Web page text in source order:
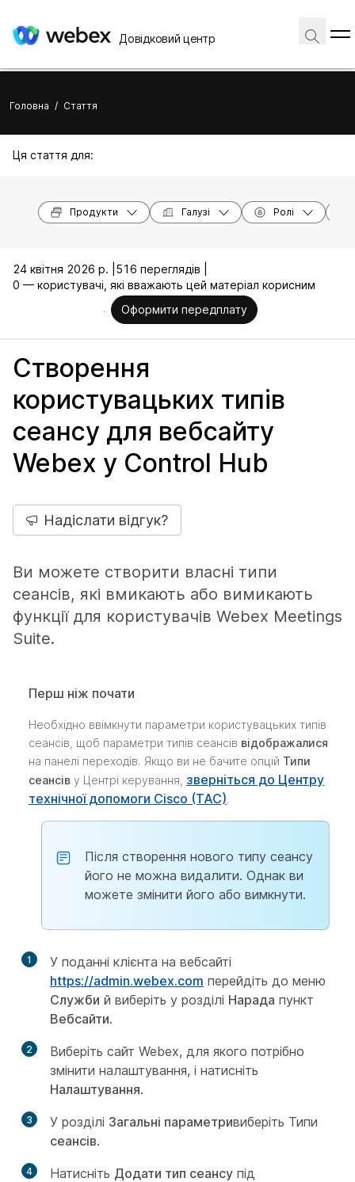
Довідковий центр
Головна / Стаття
Ця стаття для:
Продукти Галузі Ролі
24 квітня 2026 р. | 516 переглядів |
0 — користувачі, які вважають цей матеріал корисним
Оформити передплату
Створення
користувацьких типів
сеансу для вебсайту
Webex у Control Hub
Надіслати відгук?
Ви можете створити власні типи
сеансів, які вмикають або вимикають
функції для користувачів Webex Meetings
Suite.
Перш ніж почати
Необхідно ввімкнути параметри користувацьких типів
сеансів, щоб параметри типів сеансів відображалися
на панелі переходів. Якщо ви не бачите опцій Типи
сеансів у Центрі керування, зверніться до Центру
технічної допомоги Cisco (TAC)
Після створення нового типу сеансу
його не можна видалити. Однак ви
можете змінити його або вимкнути.
1
У поданні клієнта на вебсайті
https://admin.webex.com перейдіть до меню
Служби й виберіть у розділі Нарада пункт
Вебсайти.
2
Виберіть сайт Webex, для якого потрібно
змінити налаштування, і натисніть
Налаштування.
3 У розділі Загальні параметривиберіть Типи
сеансів.
4 Натисніть Додати тип сеансу під